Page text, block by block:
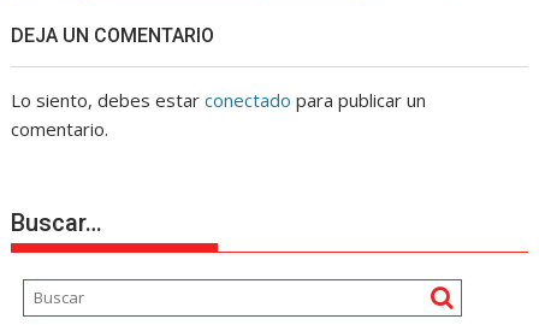
DEJA UN COMENTARIO
Lo siento, debes estarconectado para publicar un
comentario.
Buscar…